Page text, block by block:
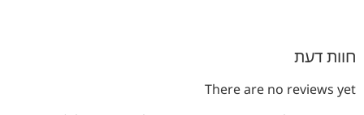
חוות דעת
There are no reviews yet